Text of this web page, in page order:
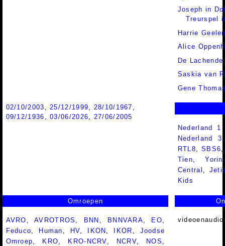
Joseph in
Treurspel
Harrie
Alice
De
Saskia van
Gene
02/10/2003 ,25/12/1999, 28/10/1967 ,
09/12/1936 ,03/06/2026, 27/06/2005
Nederland 1
Nederland
RTL8 ,SBS6
Tien ,Yorin
Central
Kids
Omroepen
AVRO ,AVROTROS , BNN , BNNVARA, EO,
Feduco, Human , HV, IKON , IKOR , Joodse
Omroep, KRO, KRO-NCRV, NCRV, NOS ,